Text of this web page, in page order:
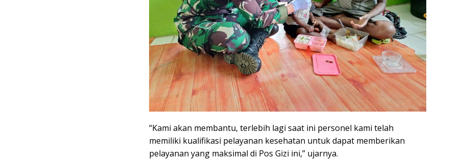
“Kami akan membantu, terlebih lagi saat ini personel kami telah
memiliki kualifikasi pelayanan kesehatan untuk dapat memberikan
pelayanan yang maksimal di Pos Gizi ini,” ujarnya.